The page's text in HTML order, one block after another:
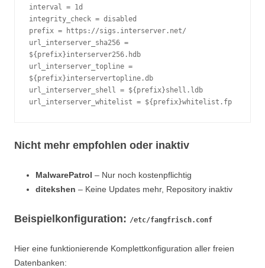
interval = 1d
integrity_check = disabled
prefix = https://sigs.interserver.net/
url_interserver_sha256 =
${prefix}interserver256.hdb
url_interserver_topline =
${prefix}interservertopline.db
url_interserver_shell = ${prefix}shell.ldb
url_interserver_whitelist = ${prefix}whitelist.fp
Nicht mehr empfohlen oder inaktiv
MalwarePatrol – Nur noch kostenpflichtig
ditekshen – Keine Updates mehr, Repository inaktiv
Beispielkonfiguration: /etc/fangfrisch.conf
Hier eine funktionierende Komplettkonfiguration aller freien
Datenbanken: